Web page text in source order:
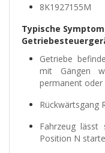
8K1927155M
Typische
Getriebe
mit Gängen
permanent oder
Rückwärtsgang
Fahrzeug
Position N